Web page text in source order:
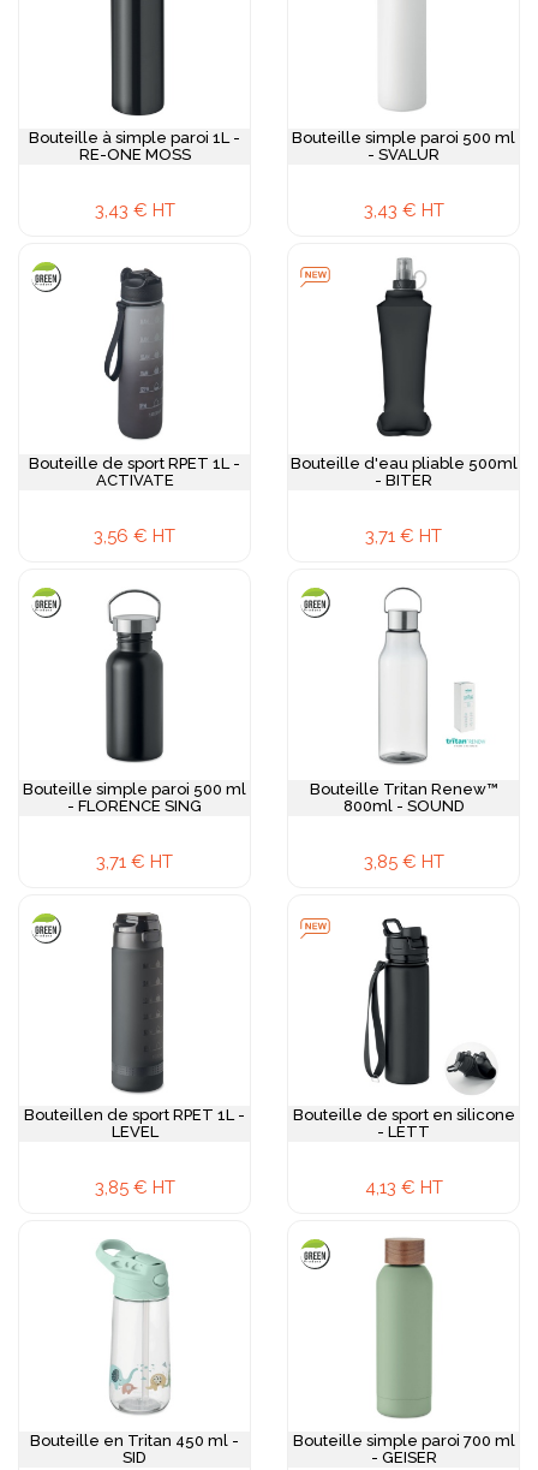
Bouteille à simple paroi 1L -
RE-ONE MOSS
3,43 € HT
Bouteille simple paroi 500 ml
- SVALUR
3,43 € HT
Bouteille de sport RPET 1L -
ACTIVATE
3,56 € HT
Bouteille d'eau pliable 500ml
- BITER
3,71 € HT
Bouteille simple paroi 500 ml
- FLORENCE SING
3,71 € HT
Bouteille Tritan Renew™
800ml - SOUND
3,85 € HT
Bouteillen de sport RPET 1L -
LEVEL
3,85 € HT
Bouteille de sport en silicone
- LETT
4,13 € HT
Bouteille en Tritan 450 ml -
SID
Bouteille simple paroi 700 ml
- GEISER